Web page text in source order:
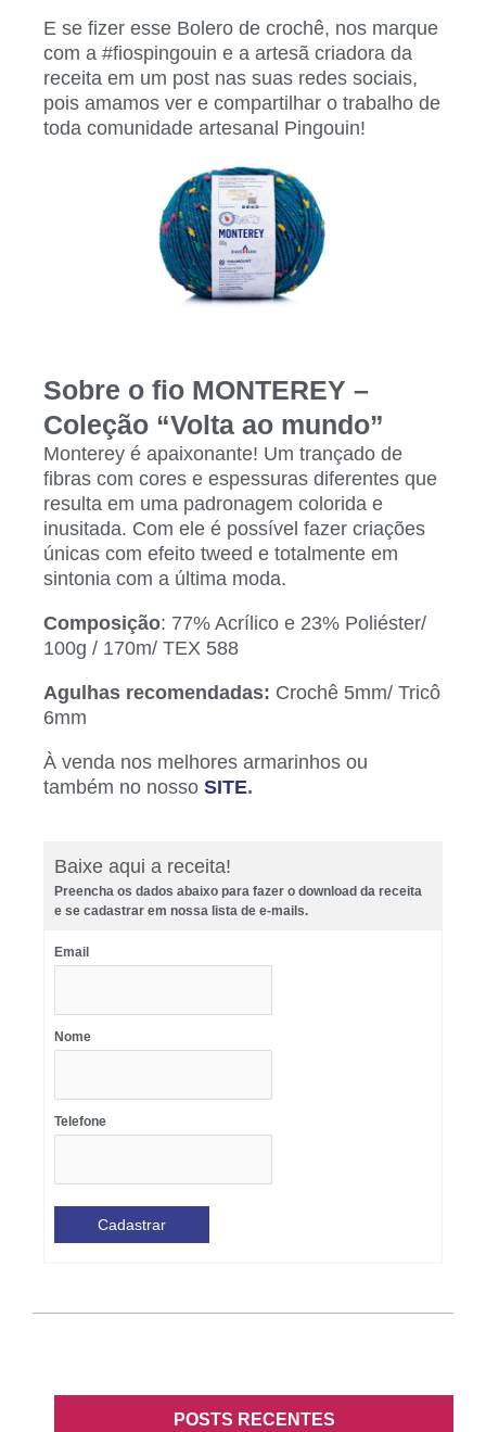
E se fizer esse Bolero de crochê, nos marque
com a #fiospingouin e a artesã criadora da
receita em um post nas suas redes sociais,
pois amamos ver e compartilhar o trabalho de
toda comunidade artesanal Pingouin!
Sobre o fio MONTEREY –
Coleção “Volta ao mundo”
Monterey é apaixonante! Um trançado de
fibras com cores e espessuras diferentes que
resulta em uma padronagem colorida e
inusitada. Com ele é possível fazer criações
únicas com efeito tweed e totalmente em
sintonia com a última moda.
Composição: 77% Acrílico e 23% Poliéster/
100g / 170m/ TEX 588
Agulhas recomendadas: Crochê 5mm/ Tricô
6mm
À venda nos melhores armarinhos ou
também no nosso SITE.
Baixe aqui a receita!
Preencha os dados abaixo para fazer o download da receita
e se cadastrar em nossa lista de e-mails.
Email
Nome
Telefone
POSTS RECENTES